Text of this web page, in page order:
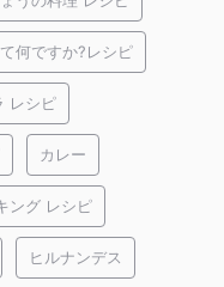
何ですか?レシピ
レシピ
カレー
ング レシピ
ヒルナンデス